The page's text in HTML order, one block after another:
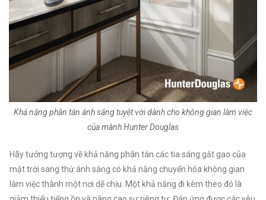
Khả năng phân tán ánh sáng tuyệt vời dành cho không gian làm việc
của mành Hunter Douglas
Hãy tưởng tượng về khả năng phân tán các tia sáng gắt gao của
mặt trời sang thứ ánh sáng có khả năng chuyển hóa không gian
làm việc thành một nơi dễ chịu. Một khả năng đi kèm theo đó là